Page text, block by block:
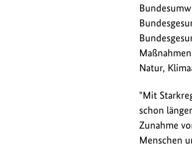
Steffi
Lemke
nahm
gemeinsam
mit
Karl
Lauterbach
"Hitzegipfel"
teil.
Natur,
"Mit
schon
Zunahme
Menschen